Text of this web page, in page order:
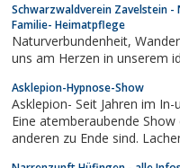
Schwarzwaldverein Zavelstein -
Familie- Heimatpflege
Naturverbundenheit, Wandern, Familie und Heimatpflege liegen
uns am Herzen in unserem
Asklepion-Hypnose-Show
Asklepion- Seit Jahren im
Eine atemberaubende
anderen zu Ende sind.